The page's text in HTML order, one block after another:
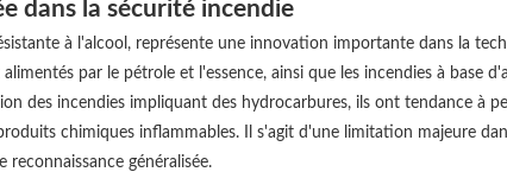
dans la sécurité incendie
à l'alcool, représente une innovation importante dans la
par le pétrole et l'essence, ainsi que les incendies à base
des incendies impliquant des hydrocarbures, ils ont tendance à
chimiques inflammables. Il s'agit d'une limitation majeure
généralisée.